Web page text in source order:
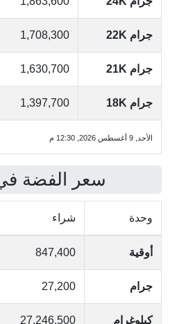
جرام 22K 1,708,300
جرام 21K 1,630,700
جرام 18K 1,397,700
الأحد, 9 أغسطس 2026, 12:30 م
سعر الفضة
وحدة شراء
أوقية 847,400
جرام 27,200
كيلوغرام 27,246,500